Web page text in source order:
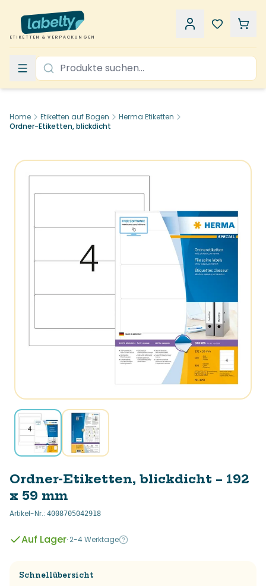
ETIKETTEN & VERPACKUNGEN
Home Etiketten auf Bogen
Herma Etiketten
Ordner-Etiketten, blickdicht
Ordner-Etiketten, blickdicht – 192
x 59 mm
Artikel-Nr.: 4008705042918
Auf Lager· 2-4 Werktage
Schnellübersicht